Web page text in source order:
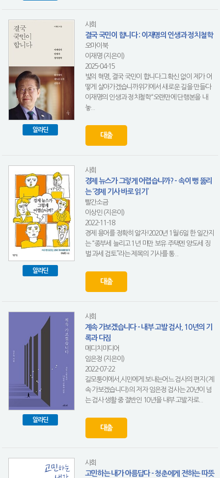
알라딘
사회
결국 국민이 합니다 : 이재명의 인생과 정치철학
오마이북
이재명 (지은이)
2025-04-15
빛의 혁명, 결국 국민이 합니다그 확신 없이 제가 어
떻게 살아가겠습니까위기에서 새로운 길을 만들다
이재명의 인생과 정치철학“오랜만에 단행본을 내
놓...
대출
알라딘
사회
경제 뉴스가 그렇게 어렵습니까? - 속이 뻥 뚫리
는 ‘경제 기사 바로 읽기’
빨간소금
이상민 (지은이)
2022-11-18
경제 용어를 정확히 알자!2020년 1월 6일 한 일간지
는 “종부세 늘리고 1년 미만 보유 주택엔 양도세 징
벌 과세 검토”라는 제목의 기사를 통...
대출
알라딘
사회
계속 가보겠습니다 - 내부 고발 검사, 10년의 기
록과 다짐
메디치미디어
임은정 (지은이)
2022-07-22
길모퉁이에서,시민에게 보내는어느 검사의 편지《계
속 가보겠습니다》의 저자 임은정 검사는 20년이 넘
는 검사 생활 중 절반인 10년을 내부 고발자로...
대출
사회
고민하는 내가 아름답다 - 청춘에게 전하는 따뜻